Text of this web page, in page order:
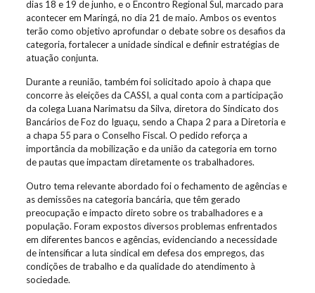
dias 18 e 19 de junho, e o Encontro Regional Sul, marcado para
acontecer em Maringá, no dia 21 de maio. Ambos os eventos
terão como objetivo aprofundar o debate sobre os desafios da
categoria, fortalecer a unidade sindical e definir estratégias de
atuação conjunta.
Durante a reunião, também foi solicitado apoio à chapa que
concorre às eleições da CASSI, a qual conta com a participação
da colega Luana Narimatsu da Silva, diretora do Sindicato dos
Bancários de Foz do Iguaçu, sendo a Chapa 2 para a Diretoria e
a chapa 55 para o Conselho Fiscal. O pedido reforça a
importância da mobilização e da união da categoria em torno
de pautas que impactam diretamente os trabalhadores.
Outro tema relevante abordado foi o fechamento de agências e
as demissões na categoria bancária, que têm gerado
preocupação e impacto direto sobre os trabalhadores e a
população. Foram expostos diversos problemas enfrentados
em diferentes bancos e agências, evidenciando a necessidade
de intensificar a luta sindical em defesa dos empregos, das
condições de trabalho e da qualidade do atendimento à
sociedade.